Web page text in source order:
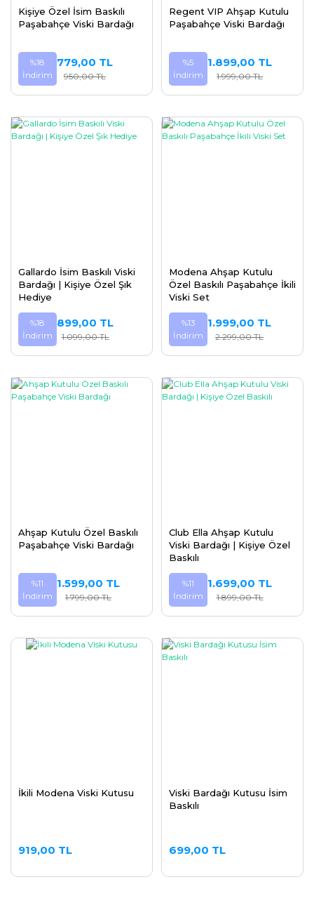
Kişiye Özel İsim Baskılı
Paşabahçe Viski Bardağı
%18
İndirim
779,00 TL
950,00 TL
Regent VIP Ahşap Kutulu
Paşabahçe Viski Bardağı
%5
İndirim
1.899,00 TL
1.999,00 TL
Gallardo İsim Baskılı Viski
Bardağı | Kişiye Özel Şık
Hediye
%18
İndirim
899,00 TL
1.099,00 TL
Modena Ahşap Kutulu
Özel Baskılı Paşabahçe İkili
Viski Set
%13
İndirim
1.999,00 TL
2.299,00 TL
Ahşap Kutulu Özel Baskılı
Paşabahçe Viski Bardağı
%11
İndirim
1.599,00 TL
1.799,00 TL
Club Ella Ahşap Kutulu
Viski Bardağı | Kişiye Özel
Baskılı
%11
İndirim
1.699,00 TL
1.899,00 TL
İkili Modena Viski Kutusu
919,00 TL
Viski Bardağı Kutusu İsim
Baskılı
699,00 TL